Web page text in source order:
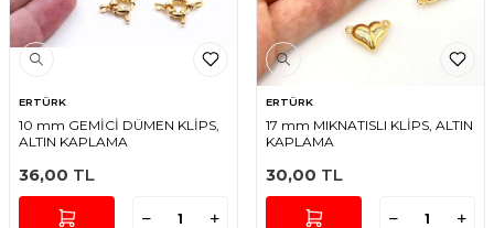
ERTÜRK
10 mm GEMİCİ DÜMEN KLİPS,
ALTIN KAPLAMA
36,00 TL
ERTÜRK
17 mm MIKNATISLI KLİPS, ALTIN
KAPLAMA
30,00 TL